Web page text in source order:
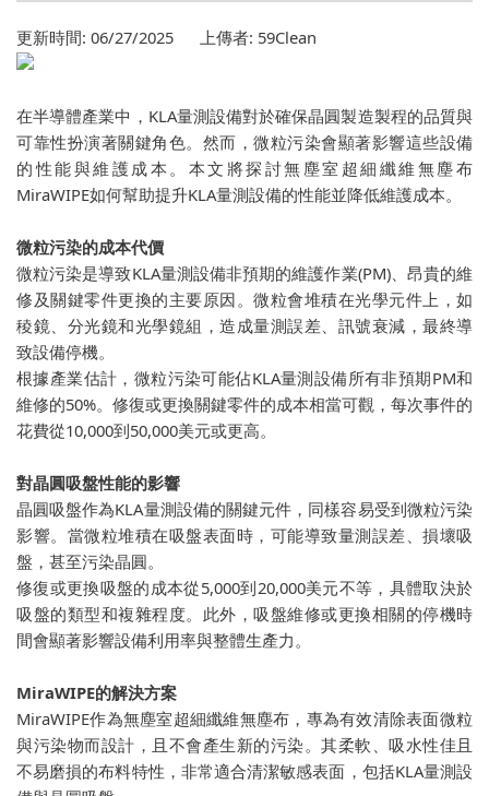
更新時間: 06/27/2025 上傳者: 59Clean
在半導體產業中，KLA量測設備對於確保晶圓製造製程的品質與
可靠性扮演著關鍵角色。然而，微粒污染會顯著影響這些設備
的性能與維護成本。本文將探討無塵室超細纖維無塵布
MiraWIPE如何幫助提升KLA量測設備的性能並降低維護成本。
微粒污染的成本代價
微粒污染是導致KLA量測設備非預期的維護作業(PM)、昂貴的維
修及關鍵零件更換的主要原因。微粒會堆積在光學元件上，如
稜鏡、分光鏡和光學鏡組，造成量測誤差、訊號衰減，最終導
致設備停機。
根據產業估計，微粒污染可能佔KLA量測設備所有非預期PM和
維修的50%。修復或更換關鍵零件的成本相當可觀，每次事件的
花費從10,000到50,000美元或更高。
對晶圓吸盤性能的影響
晶圓吸盤作為KLA量測設備的關鍵元件，同樣容易受到微粒污染
影響。當微粒堆積在吸盤表面時，可能導致量測誤差、損壞吸
盤，甚至污染晶圓。
修復或更換吸盤的成本從5,000到20,000美元不等，具體取決於
吸盤的類型和複雜程度。此外，吸盤維修或更換相關的停機時
間會顯著影響設備利用率與整體生產力。
MiraWIPE的解決方案
MiraWIPE作為無塵室超細纖維無塵布，專為有效清除表面微粒
與污染物而設計，且不會產生新的污染。其柔軟、吸水性佳且
不易磨損的布料特性，非常適合清潔敏感表面，包括KLA量測設